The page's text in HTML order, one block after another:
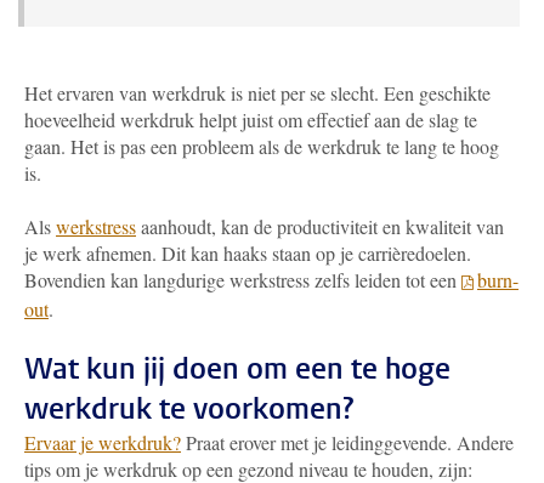
Het ervaren van werkdruk is niet per se slecht. Een geschikte
hoeveelheid werkdruk helpt juist om effectief aan de slag te
gaan. Het is pas een probleem als de werkdruk te lang te hoog
is.
Alswerkstressaanhoudt, kan de productiviteit en kwaliteit van
je werk afnemen. Dit kan haaks staan op je carrièredoelen.
Bovendien kan langdurige werkstress zelfs leiden tot een
burn-
out.
Wat kun jij doen om een te hoge
werkdruk te voorkomen?
Ervaar je werkdruk?Praat erover met je leidinggevende. Andere
tips om je werkdruk op een gezond niveau te houden, zijn: